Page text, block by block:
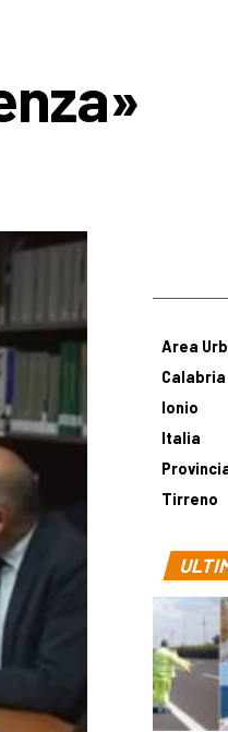
Area
Calabria
Ionio
Italia
Tirreno